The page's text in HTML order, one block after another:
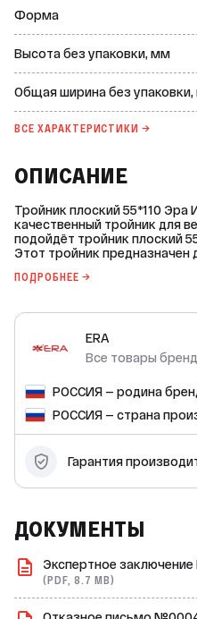
Форма
Высота без упаковки, мм
Общая ширина без
ВСЕ ХАРАКТЕРИСТИКИ →
ОПИСАНИЕ
Тройник плоский 55*110 Эра Ищете надёжный и
качественный тройник для
подойдёт тройник плоский
Этот тройник предназначен
пластика, который
Характеристики:
ширина изделия: 173 мм
Благодаря своим
использования в бытовых
монтируется и не требует
инструментов.
ПОДРОБНЕЕ →
ERA
Все товары
РОССИЯ — родина
РОССИЯ — страна
Гарантия
ДОКУМЕНТЫ
Экспертное
(PDF, 8.7 MB)